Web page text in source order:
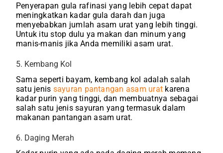
Penyerapan gula rafinasi yang lebih cepat dapat
meningkatkan kadar gula darah dan juga
menyebabkan jumlah asam urat yang lebih tinggi.
Untuk itu stop dulu ya makan dan minum yang
manis-manis jika Anda memiliki asam urat.
5. Kembang Kol
Sama seperti bayam, kembang kol adalah salah
satu jenis sayuran pantangan asam urat karena
kadar purin yang tinggi, dan membuatnya sebagai
salah satu jenis sayuran yang termasuk dalam
makanan pantangan asam urat.
6. Daging Merah